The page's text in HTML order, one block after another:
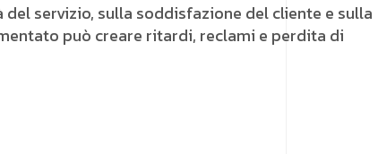
servizio, sulla soddisfazione del cliente e sulla
può creare ritardi, reclami e perdita di